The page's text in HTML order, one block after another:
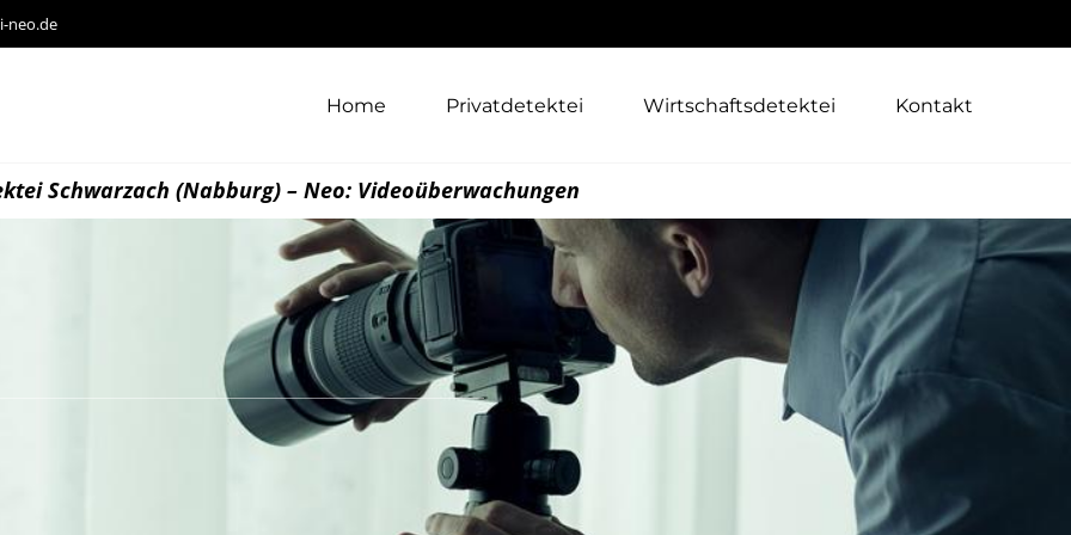
neo.de
Home Privatdetektei Wirtschaftsdetektei Kontakt
Schwarzach (Nabburg) – Neo: Videoüberwachungen